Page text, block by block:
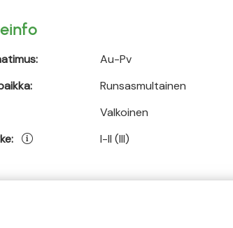
Au-Pv
Runsasmultainen
Valkoinen
I-II (III)